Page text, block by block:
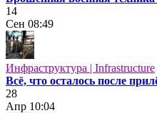
14
Сен 08:49
Инфраструктура | Infrastructure
Всё, что осталось после
28
Апр 10:04